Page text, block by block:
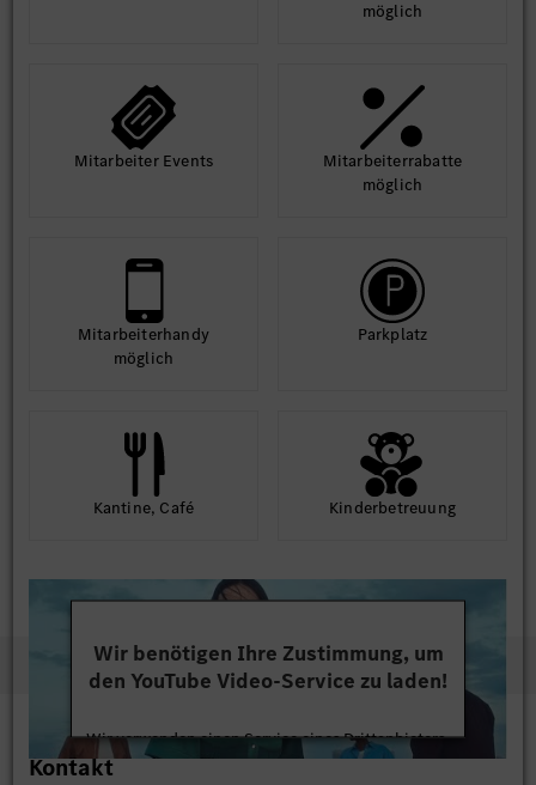
möglich
Mit­arbeiter Events
Mit­arbeiter­rabatte
möglich
Mit­arbeiter­handy
möglich
Park­platz
Kantine, Café Kinder­betreuung
Wir benötigen Ihre Zustimmung, um
den YouTube Video-Service zu laden!
Wir verwenden einen Service eines Drittanbieters,
um Videoinhalte einzubetten. Dieser Service kann
Kontakt